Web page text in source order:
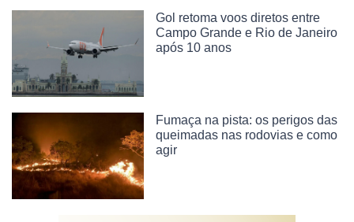
Gol retoma voos diretos entre
Campo Grande e Rio de Janeiro
após 10 anos
Fumaça na pista: os perigos das
queimadas nas rodovias e como
agir